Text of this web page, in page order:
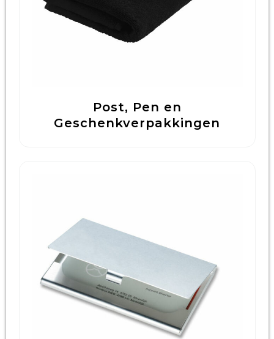
Post, Pen en
Geschenkverpakkingen